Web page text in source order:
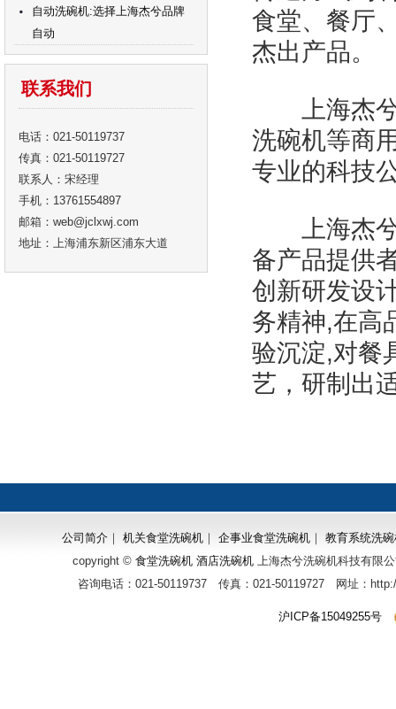
自动洗碗机:选择上海杰兮品牌
自动
联系我们
电话：021-50119737
传真：021-50119727
联系人：宋经理
手机：13761554897
邮箱：web@jclxwj.com
地址：上海浦东新区浦东大道
食堂、餐厅
杰出产品。
上海杰兮
洗碗机等商
专业的科技
上海杰兮
备产品提供
创新研发设
务精神,在高
验沉淀,对餐
艺，研制出
公司简介 ｜ 机关食堂洗碗机 ｜ 企事业食堂洗碗机 ｜ 教育系统洗
copyright © 食堂洗碗机 酒店洗碗机上海杰兮洗碗机科技有限
咨询电话：021-50119737 传真：021-50119727 网址：
沪ICP备15049255号